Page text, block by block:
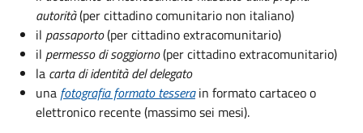
autorità(per cittadino comunitario non italiano)
il passaporto(per cittadino extracomunitario)
il permesso di soggiorno(per cittadino extracomunitario)
la carta di identità del delegato
una fotografia formato tessera in formato cartaceo o
elettronico recente (massimo sei mesi).